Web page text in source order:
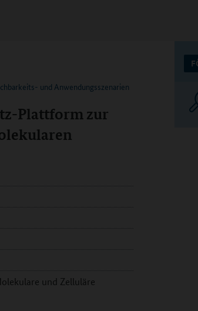
und Anwendungsszenarien
Plattform zur
und Zelluläre